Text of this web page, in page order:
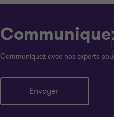
Communiquez avec nos experts
Envoyer